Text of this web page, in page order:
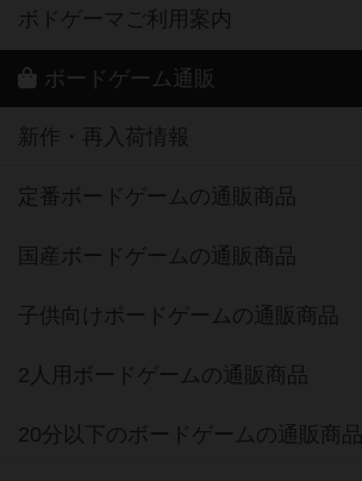
ボドゲーマご利用案内
ボードゲーム通販
新作・再入荷情報
定番ボードゲームの通販商品
国産ボードゲームの通販商品
子供向けボードゲームの通販商品
2人用ボードゲームの通販商品
20分以下のボードゲームの通販商品